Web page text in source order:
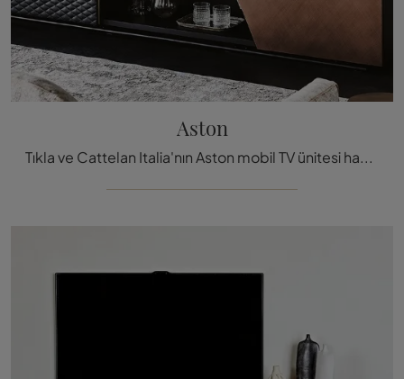
Aston
Tıkla ve Cattelan Italia'nın Aston mobil TV ünitesi hakkında daha fazla bilgi edinin: ahşap malzemeden yapılmış, tasarım alanları